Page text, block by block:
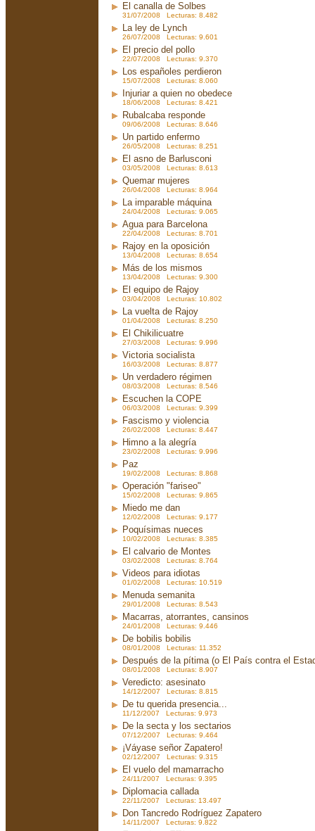
El canalla de Solbes
31/07/2008 Lecturas: 8.482
La ley de Lynch
26/07/2008 Lecturas: 9.601
El precio del pollo
22/07/2008 Lecturas: 9.370
Los españoles perdieron
15/07/2008 Lecturas: 8.060
Injuriar a quien no obedece
18/06/2008 Lecturas: 8.421
Rubalcaba responde
09/06/2008 Lecturas: 8.646
Un partido enfermo
26/05/2008 Lecturas: 8.251
El asno de Barlusconi
03/05/2008 Lecturas: 8.613
Quemar mujeres
26/04/2008 Lecturas: 8.964
La imparable máquina
24/04/2008 Lecturas: 9.065
Agua para Barcelona
22/04/2008 Lecturas: 8.701
Rajoy en la oposición
13/04/2008 Lecturas: 8.654
Más de los mismos
13/04/2008 Lecturas: 9.300
El equipo de Rajoy
03/04/2008 Lecturas: 10.802
La vuelta de Rajoy
01/04/2008 Lecturas: 8.250
El Chikilicuatre
27/03/2008 Lecturas: 9.996
Victoria socialista
16/03/2008 Lecturas: 8.877
Un verdadero régimen
08/03/2008 Lecturas: 8.546
Escuchen la COPE
06/03/2008 Lecturas: 9.399
Fascismo y violencia
26/02/2008 Lecturas: 8.447
Himno a la alegría
23/02/2008 Lecturas: 9.996
Paz
19/02/2008 Lecturas: 8.868
Operación "fariseo"
15/02/2008 Lecturas: 9.865
Miedo me dan
12/02/2008 Lecturas: 9.177
Poquísimas nueces
10/02/2008 Lecturas: 8.385
El calvario de Montes
03/02/2008 Lecturas: 8.764
Videos para idiotas
01/02/2008 Lecturas: 10.519
Menuda semanita
29/01/2008 Lecturas: 8.543
Macarras, atorrantes, cansinos
24/01/2008 Lecturas: 9.446
De bobilis bobilis
08/01/2008 Lecturas: 11.352
Después de la pítima (o El País contra el
08/01/2008 Lecturas: 8.907
Veredicto: asesinato
14/12/2007 Lecturas: 8.815
De tu querida presencia...
11/12/2007 Lecturas: 9.973
De la secta y los sectarios
07/12/2007 Lecturas: 9.464
¡Váyase señor Zapatero!
02/12/2007 Lecturas: 9.315
El vuelo del mamarracho
24/11/2007 Lecturas: 9.395
Diplomacia callada
22/11/2007 Lecturas: 13.497
Don Tancredo Rodríguez Zapatero
14/11/2007 Lecturas: 9.822